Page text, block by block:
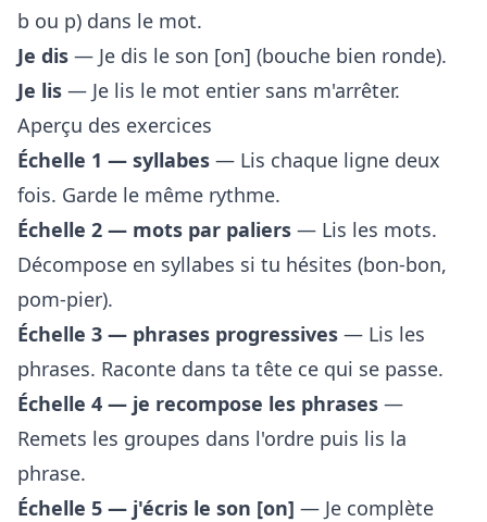
b ou p) dans le mot.
Je dis — Je dis le son [on] (bouche bien ronde).
Je lis — Je lis le mot entier sans m'arrêter.
Aperçu des exercices
Échelle 1 — syllabes — Lis chaque ligne deux
fois. Garde le même rythme.
Échelle 2 — mots par paliers — Lis les mots.
Décompose en syllabes si tu hésites (bon-bon,
pom-pier).
Échelle 3 — phrases progressives — Lis les
phrases. Raconte dans ta tête ce qui se passe.
Échelle 4 — je recompose les phrases —
Remets les groupes dans l'ordre puis lis la
phrase.
Échelle 5 — j'écris le son [on] — Je complète